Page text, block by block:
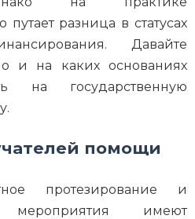
разница в статусах
Давайте
и на каких основаниях
на государственную
помощи
протезирование и
мероприятия имеют